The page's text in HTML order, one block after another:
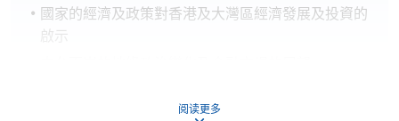
國家的經濟及政策對香港及大灣區經濟發展及投資的
啟示
阅读更多